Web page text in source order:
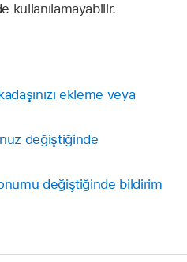
kullanılamayabilir.
ekleme veya
değiştiğinde
değiştiğinde bildirim